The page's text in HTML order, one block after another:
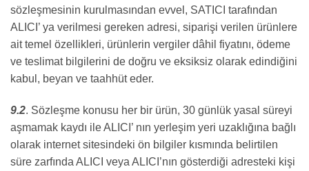
sözleşmesinin kurulmasından evvel, SATICI tarafından
ALICI’ ya verilmesi gereken adresi, siparişi verilen ürünlere
ait temel özellikleri, ürünlerin vergiler dâhil fiyatını, ödeme
ve teslimat bilgilerini de doğru ve eksiksiz olarak edindiğini
kabul, beyan ve taahhüt eder.
9.2. Sözleşme konusu her bir ürün, 30 günlük yasal süreyi
aşmamak kaydı ile ALICI’ nın yerleşim yeri uzaklığına bağlı
olarak internet sitesindeki ön bilgiler kısmında belirtilen
süre zarfında ALICI veya ALICI’nın gösterdiği adresteki kişi